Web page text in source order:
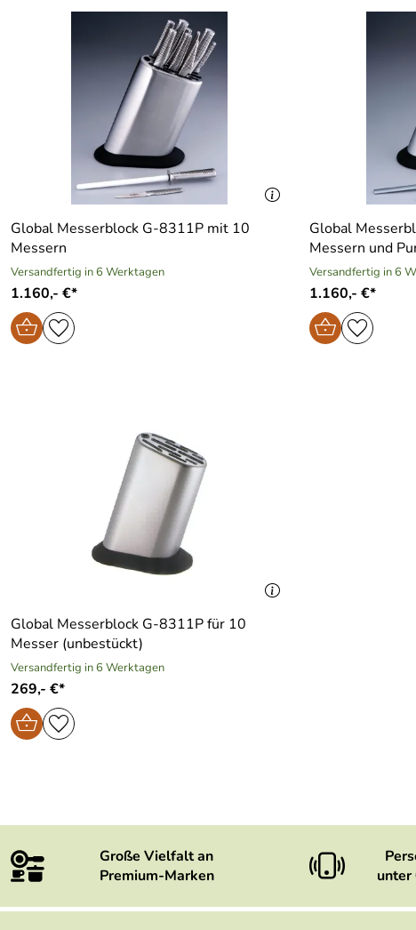
Global Messerblock G-8311P mit 10
Messern
Versandfertig in 6 Werktagen
1.160,- €*
Global
Messern und
Versandfertig in 6
1.160,- €*
Global Messerblock G-8311P für 10
Messer (unbestückt)
Versandfertig in 6 Werktagen
269,- €*
Große Vielfalt an
Premium-Marken